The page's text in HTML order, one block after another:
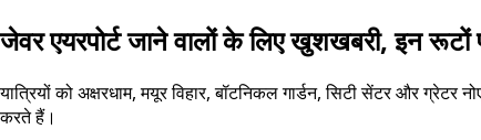
जेवर एयरपोर्ट जाने वालों के लिए खुशखबरी, इन
यात्रियों को अक्षरधाम, मयूर विहार, बॉटनिकल गार्डन, सिटी सेंटर और
करते हैं।